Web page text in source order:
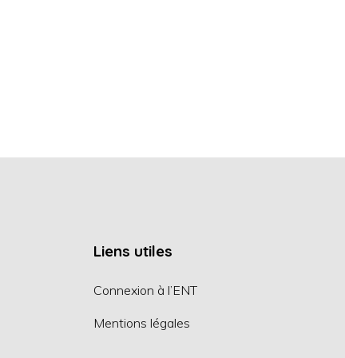
Liens utiles
Connexion à l’ENT
Mentions légales